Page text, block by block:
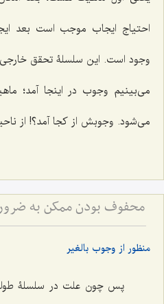
احتیاج ایجاب موجب است بعد
وجود است. این سلسلۀ تحقق
می‌بینیم وجوب در اینجا آمد؛
می‌شود. وجوبش از کجا آمد؟! از
منظور از وجوب بالغیر
پس چون علت در سلسلۀ